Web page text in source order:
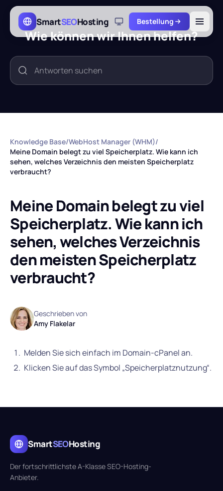
Skip to main content
SmartSEOHosting Bestellung
Wie können wir Ihnen helfen?
Knowledge Base/WebHost Manager (WHM)/
Meine Domain belegt zu viel Speicherplatz. Wie kann ich
sehen, welches Verzeichnis den meisten Speicherplatz
verbraucht?
Meine Domain belegt zu viel
Speicherplatz. Wie kann ich
sehen, welches Verzeichnis
den meisten Speicherplatz
verbraucht?
Geschrieben von
Amy Flakelar
Melden Sie sich einfach im Domain-cPanel an.
Klicken Sie auf das Symbol „Speicherplatznutzung“.
SmartSEOHosting
Der fortschrittlichste A-Klasse SEO-Hosting-
Anbieter.